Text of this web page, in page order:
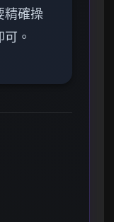
精確操
。